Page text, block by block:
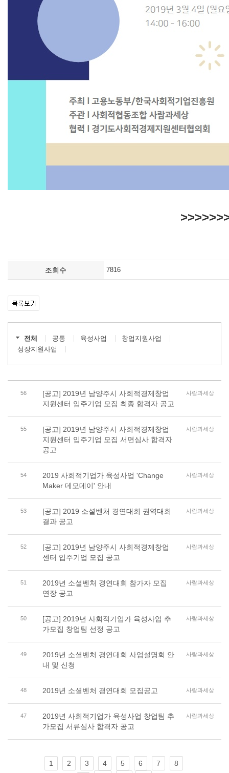
조회수 7816
전체 공통 육성사업
창업지원사업
성장지원사업
56
[공고] 2019년 남양주시 사회적경제창업
지원센터 입주기업 모집 최종 합격자 공고
사람과세상
55
[공고] 2019년 남양주시 사회적경제창업
지원센터 입주기업 모집 서면심사 합격자
공고
사람과세상
54
2019 사회적기업가 육성사업 'Change
Maker 데모데이' 안내
사람과세상
53
[공고] 2019 소셜벤처 경연대회 권역대회
결과 공고
사람과세상
52
[공고] 2019년 남양주시 사회적경제창업
센터 입주기업 모집 공고
사람과세상
51
2019년 소셜벤처 경연대회 참가자 모집
연장 공고
사람과세상
50
[공고] 2019년 사회적기업가 육성사업 추
가모집 창업팀 선정 공고
사람과세상
49
2019년 소셜벤처 경연대회 사업설명회 안
내 및 신청
사람과세상
48 2019년 소셜벤처 경연대회 모집공고 사람과세상
47
2019년 사회적기업가 육성사업 창업팀 추
가모집 서류심사 합격자 공고
사람과세상
1 2 3 4 5 6 7 8